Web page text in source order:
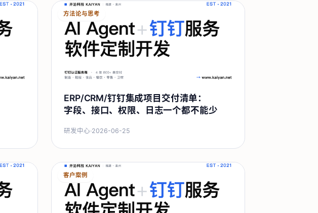
方法论与思考
ERP/CRM/钉钉集成项目交付清单：
字段、接口、权限、日志一个都不能少
研发中心·2026-06-25
客户案例